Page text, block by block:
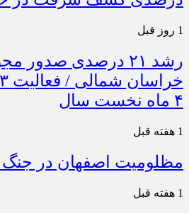
1 روز قبل
رشد ۲۱ درصدی صدور
۴ ماه نخست سال
1 هفته قبل
مظلومیت اصفهان در
1 هفته قبل